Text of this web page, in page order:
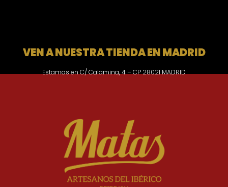
VEN A NUESTRA TIENDA EN MADRID
Estamos en C/ Calamina, 4 – CP 28021 MADRID